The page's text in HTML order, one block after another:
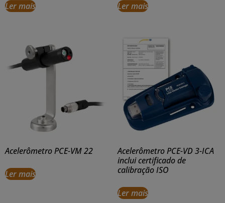
Ler mais Ler mais
Acelerômetro PCE-VM 22
Ler mais
Acelerômetro PCE-VD 3-ICA
inclui certificado de
calibração ISO
Ler mais